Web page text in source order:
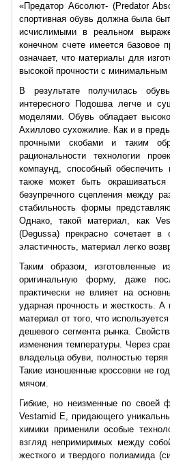
«Предатор Абсолют- (Predator
спортивная обувь должна была
исчислимыми в реальном
конечном счете имеется базовое
означает, что материалы для
высокой прочности с минимальным
В результате получилась
интересного Подошва легче и
моделями. Обувь обладает
Ахиллово сухожилие. Как и в
прочными скобами и таким
рациональности технологии
компаунд, способный обеспечить
также может быть
безупречного сцепления между
стабильность формы
Однако, такой материал, как
(Degussa) прекрасно сочетает
эластичность, материал легко
Таким образом, изготовленные
оригинальную форму, даже
практически не влияет на
ударная прочность и жесткость.
материал от того, что
дешевого сегмента рынка.
изменения температуры. Через
владельца обуви, полностью
Такие изношенные кроссовки не
мячом.
Гибкие, но неизменные по своей
Vestamid Е, придающего
химики применили особые
взгляд непримиримых между
жесткого и твердого полиамида